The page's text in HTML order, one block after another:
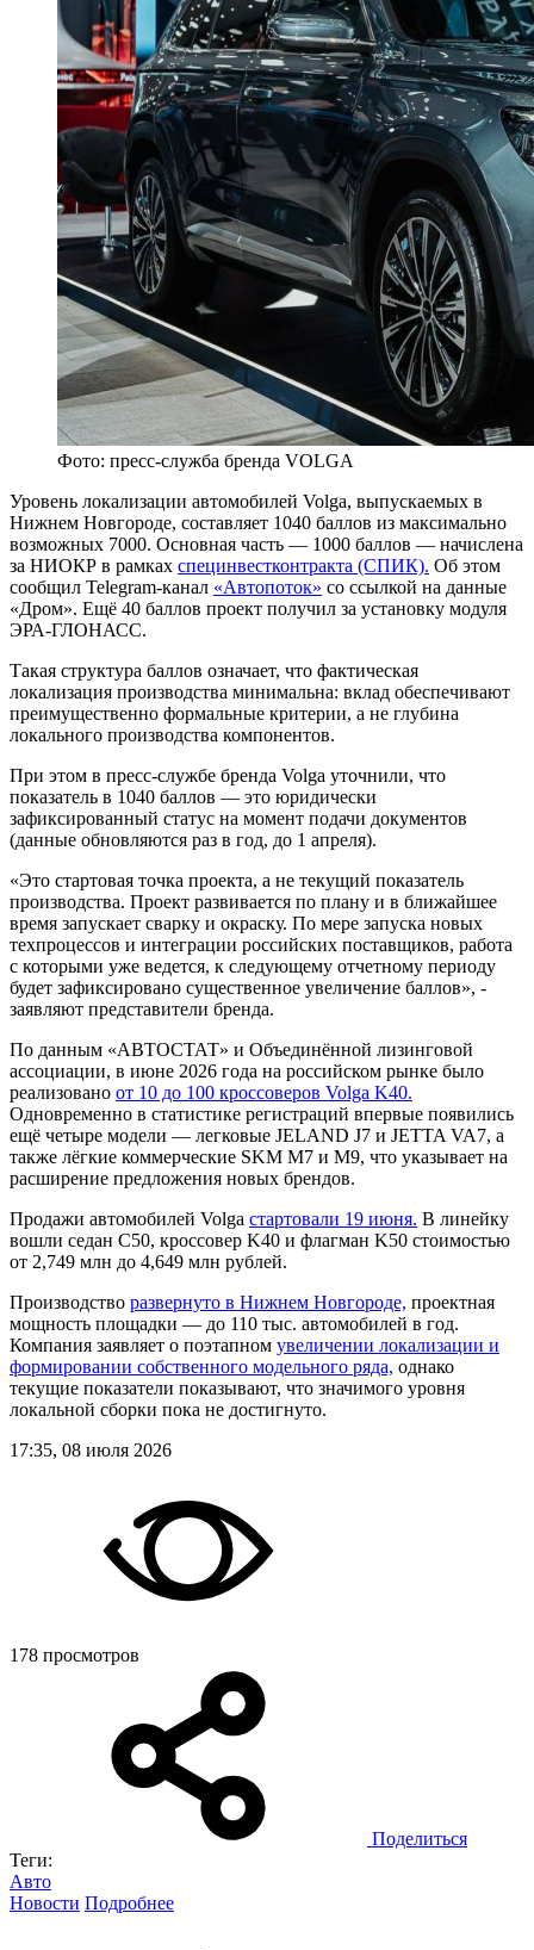
Фото: пресс-служба бренда VOLGA
Уровень локализации автомобилей Volga, выпускаемых в
Нижнем Новгороде, составляет 1040 баллов из максимально
возможных 7000. Основная часть — 1000 баллов — начислена
за НИОКР в рамках специнвестконтракта (СПИК). Об этом
сообщил Telegram-канал «Автопоток» со ссылкой на данные
«Дром». Ещё 40 баллов проект получил за установку модуля
ЭРА-ГЛОНАСС.
Такая структура баллов означает, что фактическая
локализация производства минимальна: вклад обеспечивают
преимущественно формальные критерии, а не глубина
локального производства компонентов.
При этом в пресс-службе бренда Volga уточнили, что
показатель в 1040 баллов — это юридически
зафиксированный статус на момент подачи документов
(данные обновляются раз в год, до 1 апреля).
«Это стартовая точка проекта, а не текущий показатель
производства. Проект развивается по плану и в ближайшее
время запускает сварку и окраску. По мере запуска новых
техпроцессов и интеграции российских поставщиков, работа
с которыми уже ведется, к следующему отчетному периоду
будет зафиксировано существенное увеличение баллов», -
заявляют представители бренда.
По данным «АВТОСТАТ» и Объединённой лизинговой
ассоциации, в июне 2026 года на российском рынке было
реализовано от 10 до 100 кроссоверов Volga K40.
Одновременно в статистике регистраций впервые появились
ещё четыре модели — легковые JELAND J7 и JETTA VA7, а
также лёгкие коммерческие SKM M7 и M9, что указывает на
расширение предложения новых брендов.
Продажи автомобилей Volga стартовали 19 июня. В линейку
вошли седан C50, кроссовер K40 и флагман K50 стоимостью
от 2,749 млн до 4,649 млн рублей.
Производство развернуто в Нижнем Новгороде, проектная
мощность площадки — до 110 тыс. автомобилей в год.
Компания заявляет о поэтапном увеличении локализации и
формировании собственного модельного ряда, однако
текущие показатели показывают, что значимого уровня
локальной сборки пока не достигнуто.
17:35, 08 июля 2026
178 просмотров
Поделиться
Теги:
Авто
Новости Подробнее